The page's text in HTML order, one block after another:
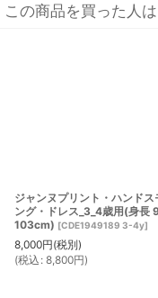
この商品を買った人
ジャンヌプリント・ハンドス
ング・ドレス_3_4歳用(身長
103cm) [CDE1949189 3-4y]
8,000円(税別)
(税込 : 8,800円)